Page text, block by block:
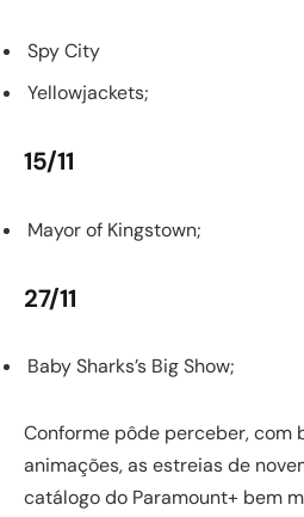
Spy City
Yellowjackets;
15/11
Mayor of Kingstown;
27/11
Baby Sharks’s Big Show;
Conforme pôde perceber, com
animações, as estreias de
catálogo do Paramount+ bem